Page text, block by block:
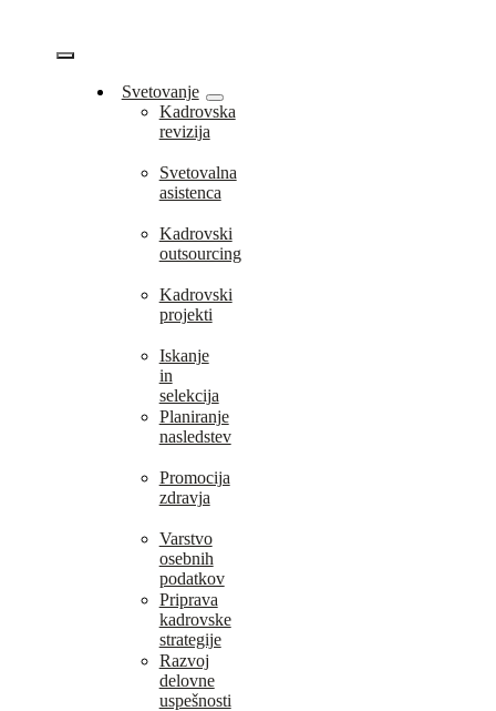
content
Vklopi/Izklopi
navigacijo
Svetovanje
Kadrovska
revizija
Svetovalna
asistenca
Kadrovski
outsourcing
Kadrovski
projekti
Iskanje
in
selekcija
Planiranje
nasledstev
Promocija
zdravja
Varstvo
osebnih
podatkov
Priprava
kadrovske
strategije
Razvoj
delovne
uspešnosti